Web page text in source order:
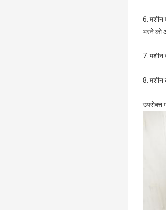
6. मशीन
भरने को
7. मशीन
8. मशीन
उपरोक्त